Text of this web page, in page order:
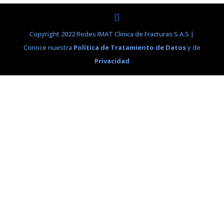
Copyright 2022 Redes IMAT Clinica de Fracturas S.A.S |
Conoce nuestra Política de Tratamiento de Datosy de
Privacidad